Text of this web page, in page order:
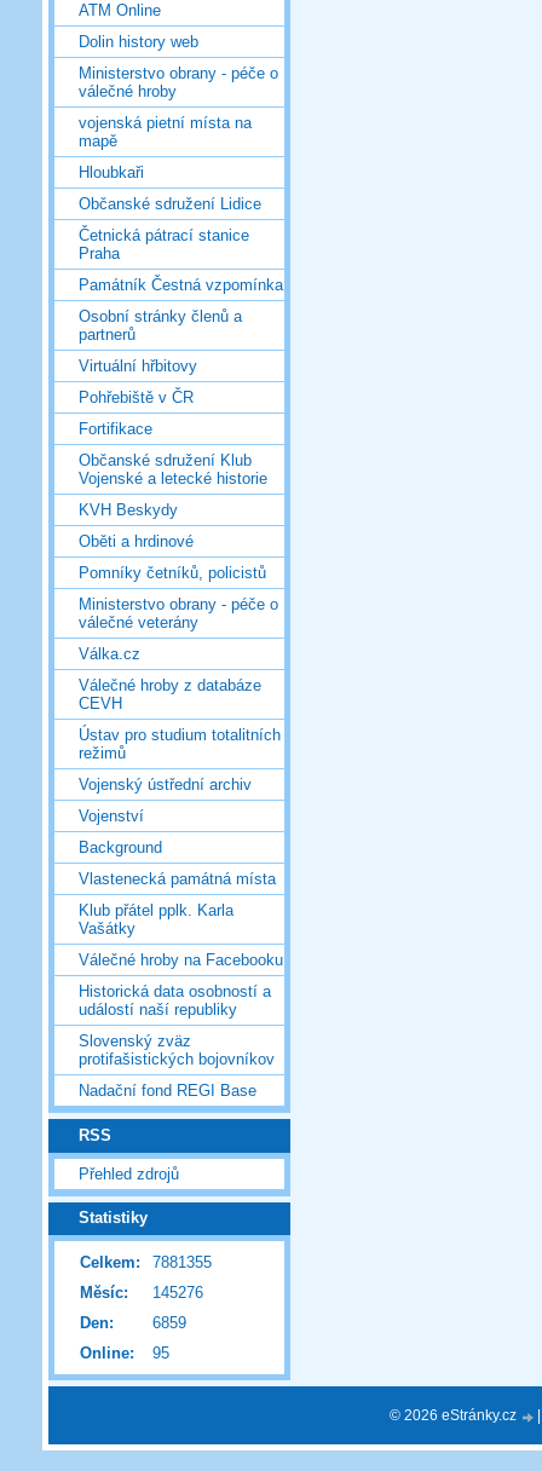
ATM Online
Dolin history web
Ministerstvo obrany - péče o
válečné hroby
vojenská pietní místa na
mapě
Hloubkaři
Občanské sdružení Lidice
Četnická pátrací stanice
Praha
Památník Čestná vzpomínka
Osobní stránky členů a
partnerů
Virtuální hřbitovy
Pohřebiště v ČR
Fortifikace
Občanské sdružení Klub
Vojenské a letecké historie
KVH Beskydy
Oběti a hrdinové
Pomníky četníků, policistů
Ministerstvo obrany - péče o
válečné veterány
Válka.cz
Válečné hroby z databáze
CEVH
Ústav pro studium totalitních
režimů
Vojenský ústřední archiv
Vojenství
Background
Vlastenecká památná místa
Klub přátel pplk. Karla
Vašátky
Válečné hroby na Facebooku
Historická data osobností a
událostí naší republiky
Slovenský zväz
protifašistických bojovníkov
Nadační fond REGI Base
RSS
Přehled zdrojů
Statistiky
Online: 95
Celkem:
7881355
Měsíc:
145276
Den:
6859
© 2026 eStránky.cz